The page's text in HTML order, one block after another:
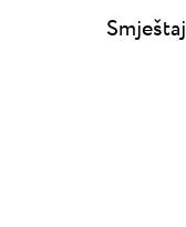
Smještaj